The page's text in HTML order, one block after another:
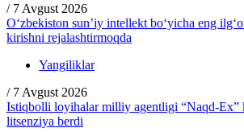
/ 7 Avgust 2026
O‘zbekiston sun’iy intellekt bo‘yicha eng
kirishni rejalashtirmoqda
Yangiliklar
/ 7 Avgust 2026
Istiqbolli loyihalar milliy agentligi “Naqd-Ex”
litsenziya berdi